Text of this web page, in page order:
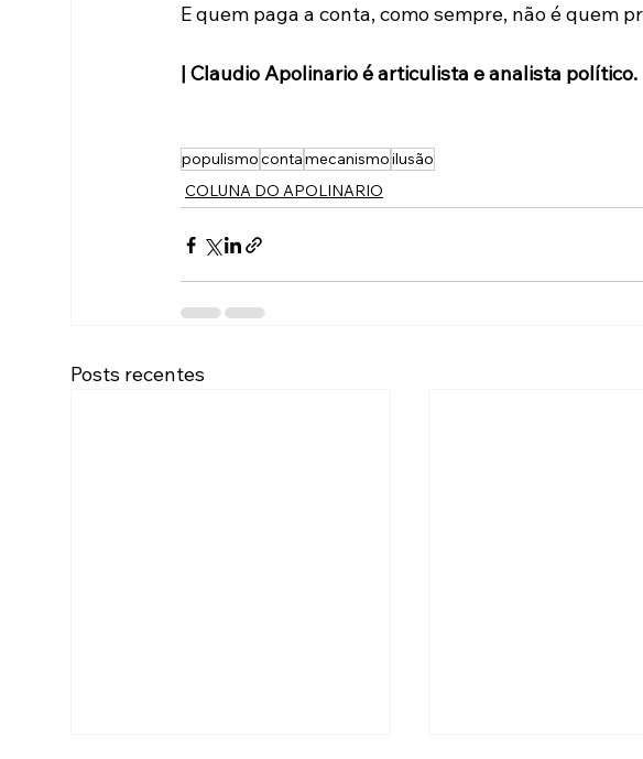
E quem paga a conta, como sempre, não é quem
| Claudio Apolinario é articulista e analista político.
populismocontamecanismoilusão
COLUNA DO APOLINARIO
Posts recentes